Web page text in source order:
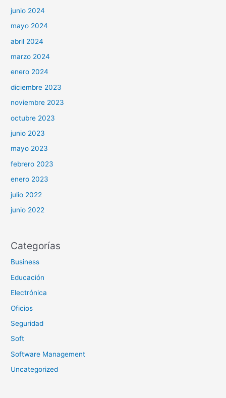
junio 2024
mayo 2024
abril 2024
marzo 2024
enero 2024
diciembre 2023
noviembre 2023
octubre 2023
junio 2023
mayo 2023
febrero 2023
enero 2023
julio 2022
junio 2022
Categorías
Business
Educación
Electrónica
Oficios
Seguridad
Soft
Software Management
Uncategorized